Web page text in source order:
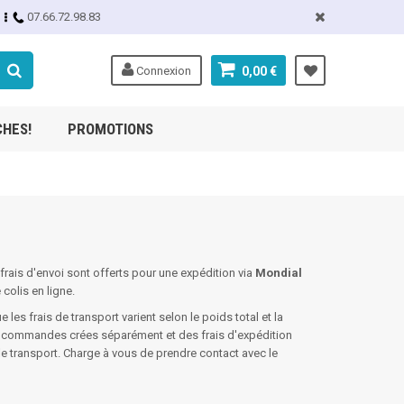
07.66.72.98.83
0,00 €
Connexion
PROMOTIONS
d'envoi sont offerts pour une expédition via Mondial
colis en ligne.
les frais de transport varient selon le poids total et la
crées séparément et des frais d'expédition
Charge à vous de prendre contact avec le